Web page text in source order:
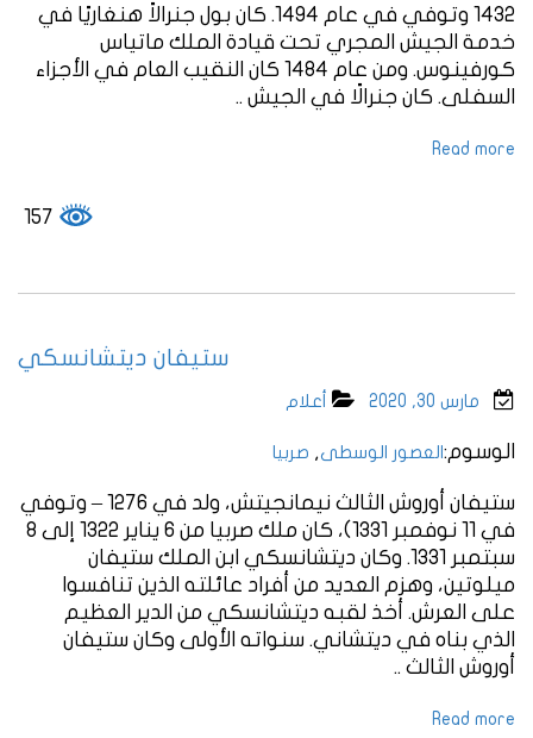
1432 وتوفي في عام 1494. كان بول جنرالاً هنغاريًا في
خدمة الجيش المجري تحت قيادة الملك ماتياس
كورفينوس. ومن عام 1484 كان النقيب العام في الأجزاء
السفلى. كان جنرالًا في الجيش ..
Read more
ستيفان ديتشانسكي
مارس 30, 2020 أعلام
الوسوم: العصور الوسطى, صربيا
ستيفان أوروش الثالث نيمانجيتش، ولد في 1276 – وتوفي
في 11 نوفمبر 1331)، كان ملك صربيا من 6 يناير 1322 إلى 8
سبتمبر 1331. وكان ديتشانسكي ابن الملك ستيفان
ميلوتين، وهزم العديد من أفراد عائلته الذين تنافسوا
على العرش. أخذ لقبه ديتشانسكي من الدير العظيم
الذي بناه في ديتشاني. سنواته الأولى وكان ستيفان
أوروش الثالث ..
Read more